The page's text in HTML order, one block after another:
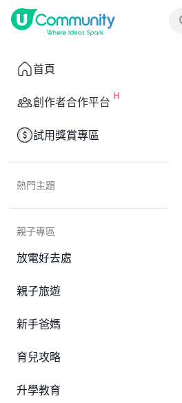
首頁
創作者合作平台
試用獎賞專區
熱門主題
親子專區
放電好去處
親子旅遊
新手爸媽
育兒攻略
升學教育